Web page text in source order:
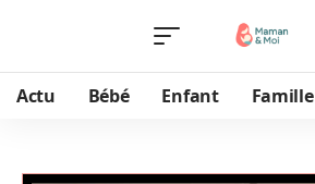
Actu Bébé Enfant Famille